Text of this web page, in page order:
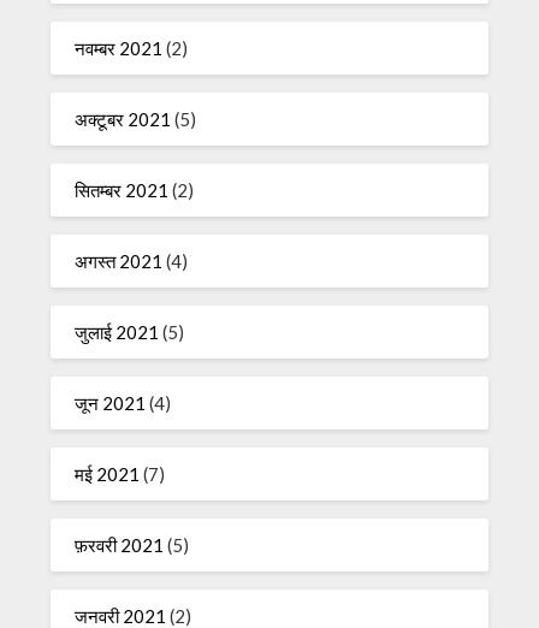
नवम्बर 2021 (2)
अक्टूबर 2021 (5)
सितम्बर 2021 (2)
अगस्त 2021 (4)
जुलाई 2021 (5)
जून 2021 (4)
मई 2021 (7)
फ़रवरी 2021 (5)
जनवरी 2021 (2)